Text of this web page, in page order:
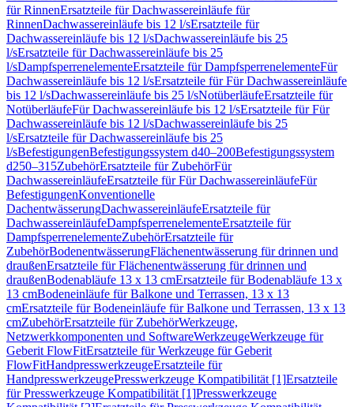
für RinnenErsatzteile für Dachwassereinläufe für
RinnenDachwassereinläufe bis 12 l/sErsatzteile für
Dachwassereinläufe bis 12 l/sDachwassereinläufe bis 25
l/sErsatzteile für Dachwassereinläufe bis 25
l/sDampfsperrenelementeErsatzteile für DampfsperrenelementeFür
Dachwassereinläufe bis 12 l/sErsatzteile für Für Dachwassereinläufe
bis 12 l/sDachwassereinläufe bis 25 l/sNotüberläufeErsatzteile für
NotüberläufeFür Dachwassereinläufe bis 12 l/sErsatzteile für Für
Dachwassereinläufe bis 12 l/sDachwassereinläufe bis 25
l/sErsatzteile für Dachwassereinläufe bis 25
l/sBefestigungenBefestigungssystem d40–200Befestigungssystem
d250–315ZubehörErsatzteile für ZubehörFür
DachwassereinläufeErsatzteile für Für DachwassereinläufeFür
BefestigungenKonventionelle
DachentwässerungDachwassereinläufeErsatzteile für
DachwassereinläufeDampfsperrenelementeErsatzteile für
DampfsperrenelementeZubehörErsatzteile für
ZubehörBodenentwässerungFlächenentwässerung für drinnen und
draußenErsatzteile für Flächenentwässerung für drinnen und
draußenBodenabläufe 13 x 13 cmErsatzteile für Bodenabläufe 13 x
13 cmBodeneinläufe für Balkone und Terrassen, 13 x 13
cmErsatzteile für Bodeneinläufe für Balkone und Terrassen, 13 x 13
cmZubehörErsatzteile für ZubehörWerkzeuge,
Netzwerkkomponenten und SoftwareWerkzeugeWerkzeuge für
Geberit FlowFitErsatzteile für Werkzeuge für Geberit
FlowFitHandpresswerkzeugeErsatzteile für
HandpresswerkzeugePresswerkzeuge Kompatibilität [1]Ersatzteile
für Presswerkzeuge Kompatibilität [1]Presswerkzeuge